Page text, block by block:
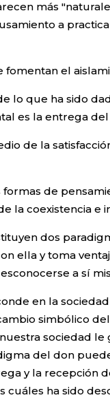
más
a
el
lo que ha sido
es la entrega
de la
de
la coexistencia e
dos
ella y toma
a sí
en la
simbólico
sociedad
del don
y la recepción
cuáles ha sido